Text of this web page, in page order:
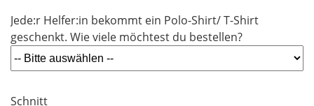
Jede:r Helfer:in bekommt ein Polo-Shirt/ T-Shirt
geschenkt. Wie viele möchtest du bestellen?
Schnitt